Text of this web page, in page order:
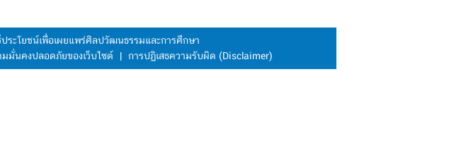
ระโยชน์เพื่อเผยแพร่ศิลปวัฒนธรรมและการศึกษา
มั่นคงปลอดภัยของเว็บไซต์ | การปฏิเสธความรับผิด (Disclaimer)